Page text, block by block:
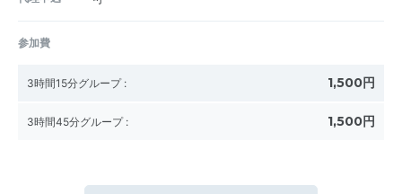
参加費
3時間15分グループ : 1,500円
3時間45分グループ : 1,500円